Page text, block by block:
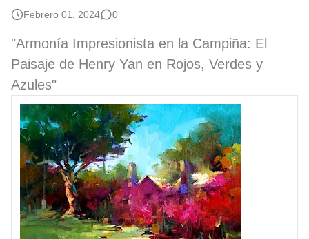
Que significan los cuadros de negras africanas?
El mundo del arte en pintura surrealista
Febrero 01, 2024 0
"Armonía Impresionista en la Campiña: El
Paisaje de Henry Yan en Rojos, Verdes y
Azules"